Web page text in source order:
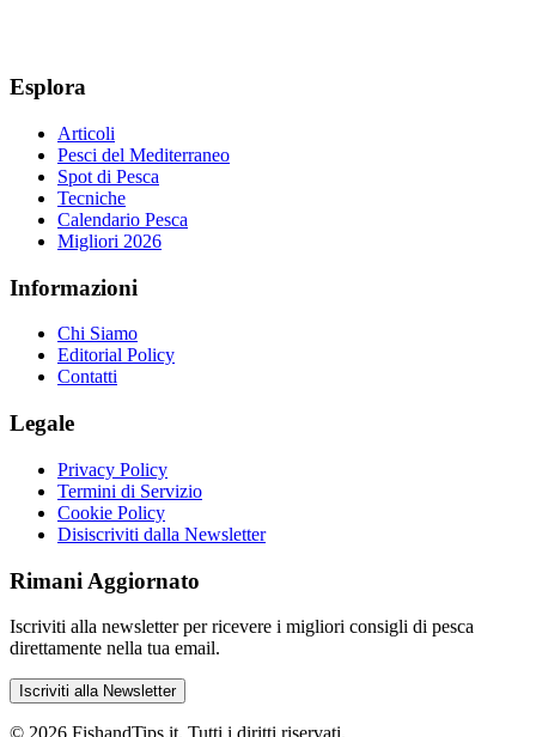
Esplora
Articoli
Pesci del Mediterraneo
Spot di Pesca
Tecniche
Calendario Pesca
Migliori 2026
Informazioni
Chi Siamo
Editorial Policy
Contatti
Legale
Privacy Policy
Termini di Servizio
Cookie Policy
Disiscriviti dalla Newsletter
Rimani Aggiornato
Iscriviti alla newsletter per ricevere i migliori consigli di pesca
direttamente nella tua email.
Iscriviti alla Newsletter